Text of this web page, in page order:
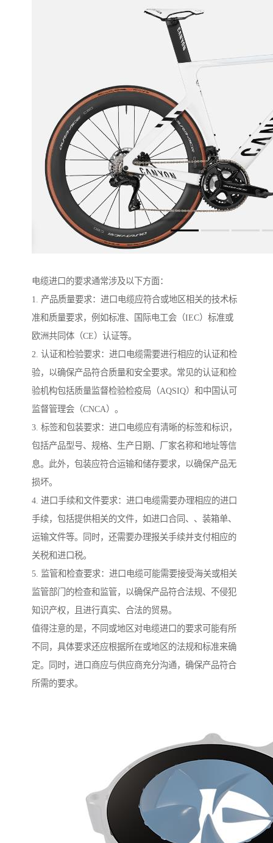
电缆进口的要求通常涉及以下方面：
1. 产品质量要求：进口电缆应符合或地区相关的技术标
准和质量要求，例如标准、国际电工会（IEC）标准或
欧洲共同体（CE）认证等。
2. 认证和检验要求：进口电缆需要进行相应的认证和检
验，以确保产品符合质量和安全要求。常见的认证和检
验机构包括质量监督检验检疫局（AQSIQ）和中国认可
监督管理会（CNCA）。
3. 标签和包装要求：进口电缆应有清晰的标签和标识，
包括产品型号、规格、生产日期、厂家名称和地址等信
息。此外，包装应符合运输和储存要求，以确保产品无
损坏。
4. 进口手续和文件要求：进口电缆需要办理相应的进口
手续，包括提供相关的文件，如进口合同、、装箱单、
运输文件等。同时，还需要办理报关手续并支付相应的
关税和进口税。
5. 监管和检查要求：进口电缆可能需要接受海关或相关
监管部门的检查和监管，以确保产品符合法规、不侵犯
知识产权，且进行真实、合法的贸易。
值得注意的是，不同或地区对电缆进口的要求可能有所
不同，具体要求还应根据所在或地区的法规和标准来确
定。同时，进口商应与供应商充分沟通，确保产品符合
所需的要求。